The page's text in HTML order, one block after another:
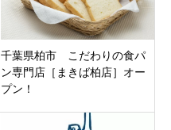
千葉県柏市 こだわりの食パ
ン専門店［まきば柏店］オー
プン！